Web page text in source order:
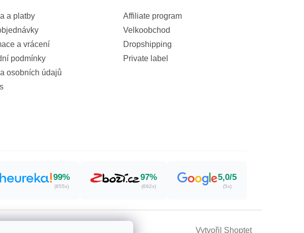
a platby
a vrácení
podmínky
osobních údajů
Affiliate program
Velkoobchod
Dropshipping
Private label
99%
(855x)
97%
(692x)
5,0/5
(5x)
Vytvořil Shoptet